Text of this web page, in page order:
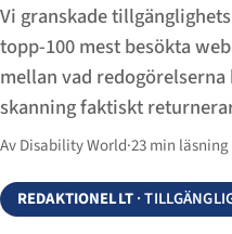
Vi granskade
topp-100 mest besökta
mellan vad
skanning faktiskt
Av Disability World·23 min läsning
REDAKTIONELLT·